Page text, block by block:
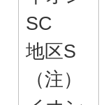
SC
地区S
（注）